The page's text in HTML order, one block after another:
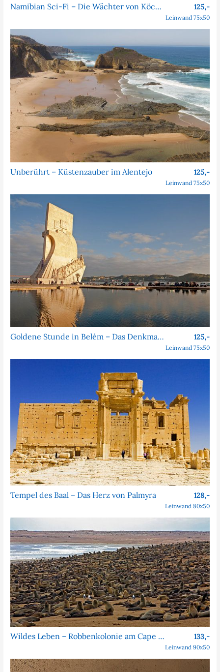
Namibian Sci-Fi – Die Wächter von Köcher Prime 125,-
Leinwand 75x50
Unberührt – Küstenzauber im Alentejo 125,-
Leinwand 75x50
Goldene Stunde in Belém – Das Denkmal der Entdeckungen 125,-
Leinwand 75x50
Tempel des Baal – Das Herz von Palmyra 128,-
Leinwand 80x50
Wildes Leben – Robbenkolonie am Cape Cross 133,-
Leinwand 90x50